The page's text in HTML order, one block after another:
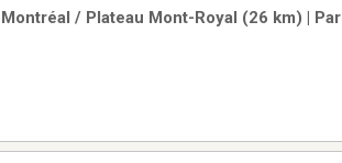
travel fees.We beat any price on the
Montréal / Plateau Mont-Royal (26 km) |